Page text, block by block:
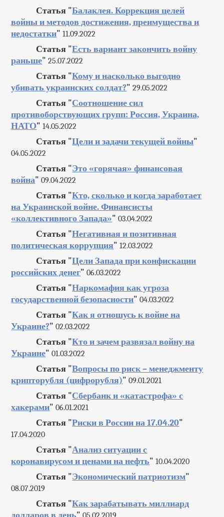
Статья "Балаклея. Коррекция целей
войны и методов достижения, преимущества и
недостатки" 11.09.2022
Статья "Есть вариант закончить войну
раньше" 25.07.2022
Статья "Кому и насколько выгодно
убивать украинских солдат?" 29.05.2022
Статья "Соотношение сил
противоборствующих групп: Россия, Украина,
НАТО" 14.05.2022
Статья "Цели и задачи текущей войны"
04.05.2022
Статья "Это «горячая» финансовая
война" 09.04.2022
Статья "Кто, сколько и когда заработает
на Украинской войне. Финансисты
«коллективного Запада»" 03.04.2022
Статья "Негативная и позитивная
политическая коррупция" 12.03.2022
Статья "Цели Запада при конфискации
российских денег" 06.03.2022
Статья "Наркомафия как угроза
государственной безопасности" 04.03.2022
Статья "Как я отношусь к войне на
Украине?" 02.03.2022
Статья "Кто и зачем развязал войну на
Украине" 01.03.2022
Статья "Вопросы по риск – менеджменту
крипторубля (цифрорубля)" 09.01.2021
Статья "Сбербанк и «катастрофа» с
хакерами" 06.01.2021
Статья "Риски в России на 17.04.20"
17.04.2020
Статья "Анализ ситуации с
коронавирусом и ценами на нефть" 10.04.2020
Статья "Экономический патриотизм"
08.07.2019
Статья "Как зарабатывать миллиард